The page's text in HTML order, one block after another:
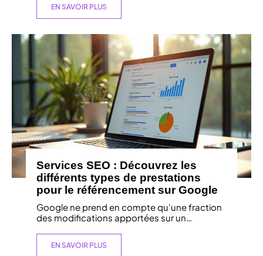
EN SAVOIR PLUS
Services SEO : Découvrez les
différents types de prestations
pour le référencement sur Google
Google ne prend en compte qu'une fraction
des modifications apportées sur un
EN SAVOIR PLUS